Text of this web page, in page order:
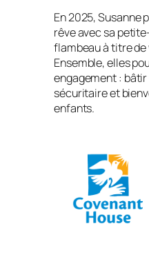
En 2025, Susanne
rêve avec sa
flambeau à titre
Ensemble, elles
engagement :
sécuritaire et
enfants.